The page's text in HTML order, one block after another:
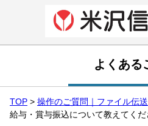
よくある
TOP > 操作のご質問｜ファイル伝送
給与・賞与振込について教えてくだ